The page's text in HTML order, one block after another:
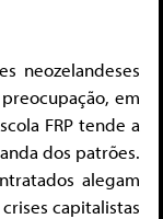
neozelandeses
em
FRP tende a
dos patrões.
alegam
capitalistas